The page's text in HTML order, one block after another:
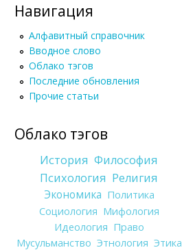
Навигация
Алфавитный справочник
Вводное слово
Облако тэгов
Последние обновления
Прочие статьи
Облако тэгов
История Философия
Психология Религия
Экономика Политика
Социология Мифология
Идеология Право
Мусульманство Этнология Этика